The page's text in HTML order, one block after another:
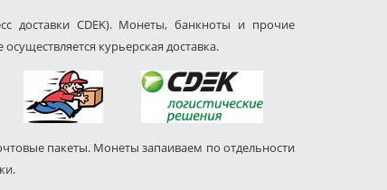
доставки CDEK). Монеты, банкноты и прочие
курьерская доставка.
пакеты. Монеты запаиваем по отдельности